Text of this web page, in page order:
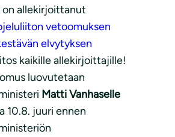
on allekirjoittanut
vetoomuksen
elvytyksen
kaikille allekirjoittajille!
luovutetaan
Matti Vanhaselle
10.8. juuri ennen